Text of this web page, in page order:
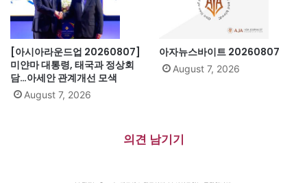
[아시아라운드업 20260807]
미얀마 대통령, 태국과 정상회
담…아세안 관계개선 모색
August 7, 2026
아자뉴스바이트 20260807
August 7, 2026
의견 남기기